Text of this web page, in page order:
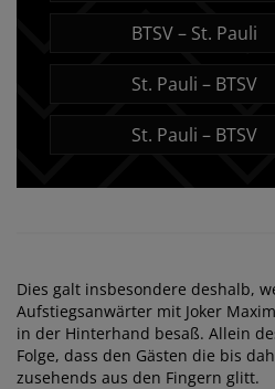
BTSV – St. Pauli
St. Pauli – BTSV
St. Pauli – BTSV
Dies galt insbesondere deshalb,
Aufstiegsanwärter mit Joker
in der Hinterhand besaß. Allein
Folge, dass den Gästen die bis
zusehends aus den Fingern glitt.